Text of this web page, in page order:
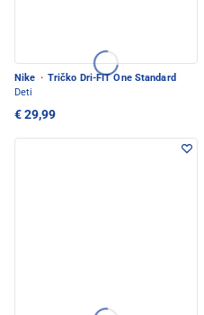
Nike · Tričko Dri-FIT One Standard
Deti
€ 29,99